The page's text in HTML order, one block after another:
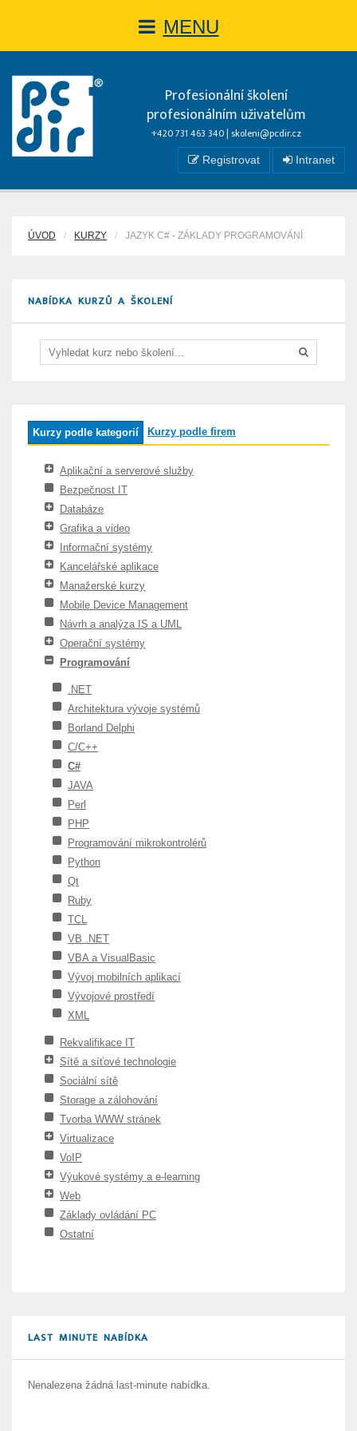
MENU
Profesionální školení
profesionálním uživatelům
+420 731 463 340 | skoleni@pcdir.cz
Registrovat Intranet
ÚVOD KURZY JAZYK C# - ZÁKLADY PROGRAMOVÁNÍ
NABÍDKA KURZŮ A ŠKOLENÍ
Kurzy podle kategorií Kurzy podle firem
Aplikační a serverové služby
Bezpečnost IT
Databáze
Grafika a video
Informační systémy
Kancelářské aplikace
Manažerské kurzy
Mobile Device Management
Návrh a analýza IS a UML
Operační systémy
Programování
.NET
Architektura vývoje systémů
Borland Delphi
C/C++
C#
JAVA
Perl
PHP
Programování mikrokontrolérů
Python
Qt
Ruby
TCL
VB .NET
VBA a VisualBasic
Vývoj mobilních aplikací
Vývojové prostředí
XML
Rekvalifikace IT
Sítě a síťové technologie
Sociální sítě
Storage a zálohování
Tvorba WWW stránek
Virtualizace
VoIP
Výukové systémy a e-learning
Web
Základy ovládání PC
Ostatní
LAST MINUTE NABÍDKA
Nenalezena žádná last-minute nabídka.